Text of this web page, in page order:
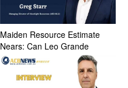
Maiden Resource Estimate
Nears: Can Leo Grande
Become Moonlight Resources’
First Post-Listing Valuation
Anchor?